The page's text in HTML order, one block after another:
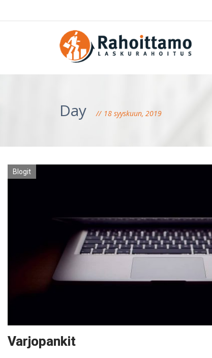
Day 18 syyskuun, 2019
Varjopankit
Blogit